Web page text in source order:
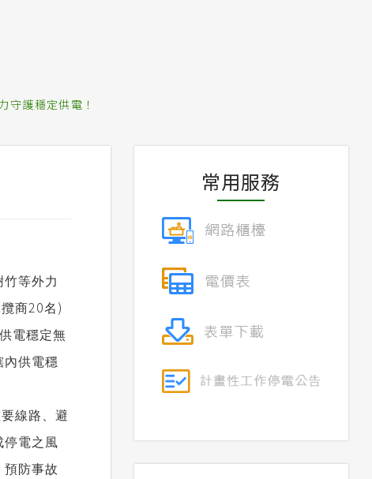
守護穩定供電！
等外力
商20名 )
電穩定無
內供電穩
線路、避
停電之風
預防事故
常用服務